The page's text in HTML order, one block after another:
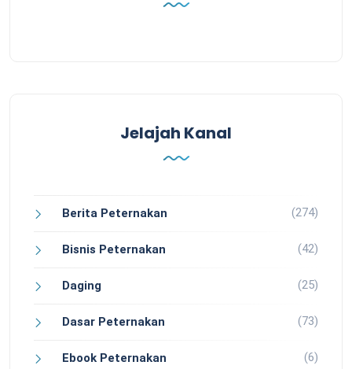
Jelajah Kanal
Berita Peternakan (274)
Bisnis Peternakan (42)
Daging (25)
Dasar Peternakan (73)
Ebook Peternakan (6)